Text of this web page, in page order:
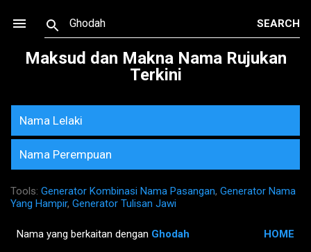
Maksud dan Makna Nama Rujukan
Terkini
Nama Lelaki
Nama Perempuan
Tools: Generator Kombinasi Nama Pasangan, Generator Nama
Yang Hampir, Generator Tulisan Jawi
Nama yang berkaitan dengan Ghodah HOME